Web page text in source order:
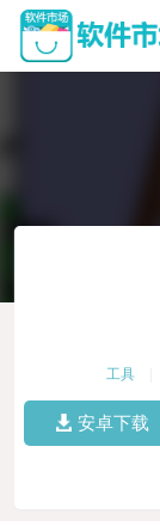
工具
安卓下载